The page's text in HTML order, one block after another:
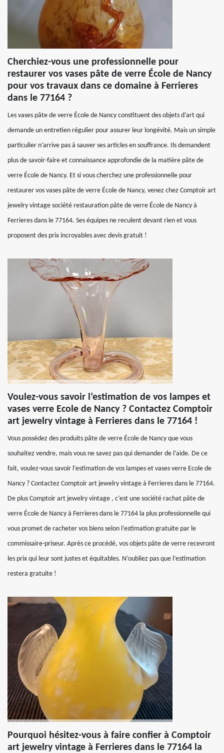
Cherchiez-vous une professionnelle pour
restaurer vos vases pâte de verre École de Nancy
pour vos travaux dans ce domaine à Ferrieres
dans le 77164 ?
Les vases pâte de verre École de Nancy constituent des objets d’art qui
demande un entretien régulier pour assurer leur longévité. Mais un simple
particulier n’arrive pas à sauver ses articles en souffrance. Ils demandent
plus de savoir-faire et connaissance approfondie de la matière pâte de
verre École de Nancy. Et si vous cherchez une professionnelle pour
restaurer vos vases pâte de verre École de Nancy, venez chez Comptoir art
jewelry vintage société restauration pâte de verre École de Nancy à
Ferrieres dans le 77164. Ses équipes ne reculent devant rien et vous
proposent des prix incroyables avec devis gratuit !
Voulez-vous savoir l’estimation de vos lampes et
vases verre Ecole de Nancy ? Contactez Comptoir
art jewelry vintage à Ferrieres dans le 77164 !
Vous possédez des produits pâte de verre École de Nancy que vous
souhaitez vendre, mais vous ne savez pas qui demander de l’aide. De ce
fait, voulez-vous savoir l’estimation de vos lampes et vases verre Ecole de
Nancy ? Contactez Comptoir art jewelry vintage à Ferrieres dans le 77164.
De plus Comptoir art jewelry vintage , c’est une société rachat pâte de
verre École de Nancy à Ferrieres dans le 77164 la plus professionnelle qui
vous promet de racheter vos biens selon l’estimation gratuite par le
commissaire-priseur. Après ce procédé, vos objets pâte de verre recevront
les prix qui leur sont justes et équitables. N’oubliez pas que l’estimation
restera gratuite !
Pourquoi hésitez-vous à faire confier à Comptoir
art jewelry vintage à Ferrieres dans le 77164 la